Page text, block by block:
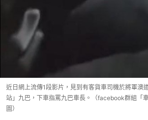
近日網上流傳1段影片，見到有客貨車司機於將軍澳
站」九巴，下車指罵九巴車長。（facebook群組「
圖）